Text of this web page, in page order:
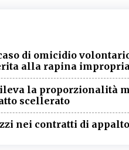
di omicidio
alla rapina
la proporzionalità
scellerato
nei contratti di